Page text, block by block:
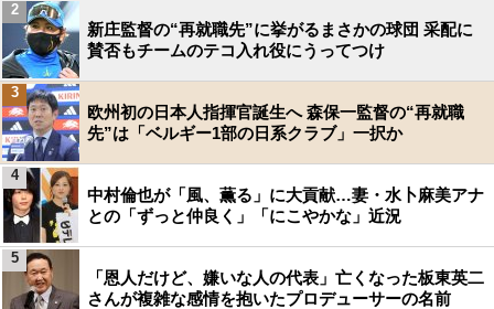
新庄監督の“再就職先”に挙がるまさかの球団 采配に
賛否もチームのテコ入れ役にうってつけ
2
欧州初の日本人指揮官誕生へ 森保一監督の“再就職
先”は「ベルギー1部の日系クラブ」一択か
3
中村倫也が「風、薫る」に大貢献…妻・水卜麻美アナ
との「ずっと仲良く」「にこやかな」近況
4
「恩人だけど、嫌いな人の代表」亡くなった板東英二
さんが複雑な感情を抱いたプロデューサーの名前
5